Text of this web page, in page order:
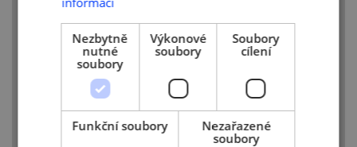
Nezbytně
nutné
soubory
Výkonové
soubory
Soubory
cílení
Funkční soubory
Nezařazené
soubory